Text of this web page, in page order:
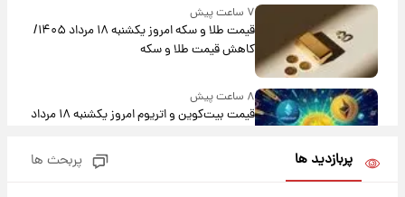
قیمت طلا و سکه امروز یکشنبه ۱۸ مرداد ۱۴۰۵/
کاهش قیمت طلا و سکه
۸ ساعت پیش
قیمت بیت‌کوین و اتریوم امروز یکشنبه ۱۸ مرداد
پربازدید ها پربحث ها